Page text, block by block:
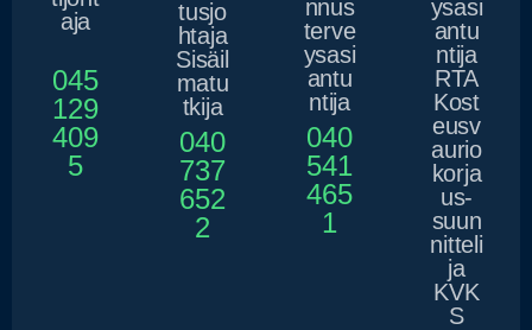
aja
045
129
409
5
tusjo
htaja
Sisäil
matu
tkija
040
737
652
2
nnus
terve
ysasi
antu
ntija
040
541
465
1
ysasi
antu
ntija
RTA
Kost
eusv
aurio
korja
us-
suun
nitteli
ja
KVK
S